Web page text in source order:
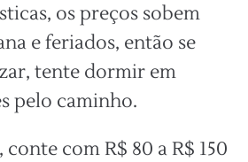
os preços sobem
e feriados, então se
tente dormir em
pelo caminho.
com R$ 80 a R$ 150